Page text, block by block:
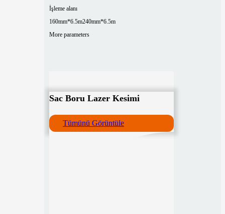
İşleme alanı
160mm*6.5m240mm*6.5m
More parameters
Sac Boru Lazer Kesimi
Tümünü Görüntüle